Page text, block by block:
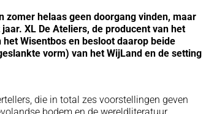
zomer helaas geen doorgang vinden, maar
XL De Ateliers, de producent van het
Wisentbos en besloot daarop beide
vorm) van het WijLand en de setting
die in total zes voorstellingen geven
bodem en de wereldliteratuur,